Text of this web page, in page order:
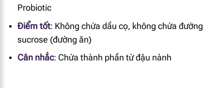
Probiotic
Điểm tốt: Không chứa dầu cọ, không chứa đường
sucrose (đường ăn)
Cân nhắc: Chứa thành phần từ đậu nành